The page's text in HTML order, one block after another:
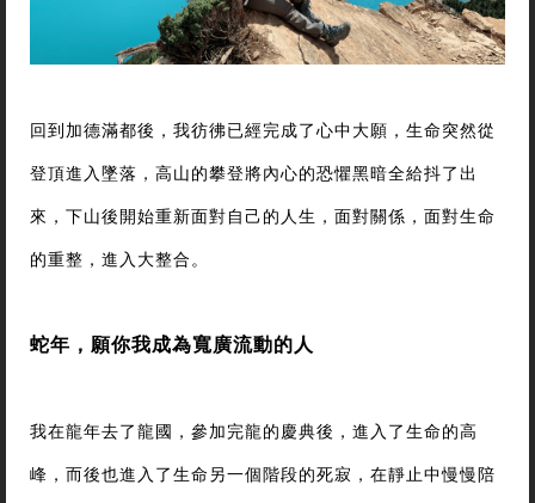
回到加德滿都後，我彷彿已經完成了心中大願，生命突然從
登頂進入墜落，高山的攀登將內心的恐懼黑暗全給抖了出
來，下山後開始重新面對自己的人生，面對關係，面對生命
的重整，進入大整合。
蛇年，願你我成為寬廣流動的人
我在龍年去了龍國，參加完龍的慶典後，進入了生命的高
峰，而後也進入了生命另一個階段的死寂，在靜止中慢慢陪